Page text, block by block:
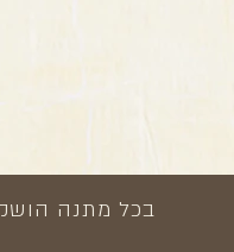
בכל מתנה